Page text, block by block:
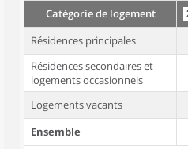
Catégorie de logement
Résidences principales
Résidences secondaires et
logements occasionnels
Logements vacants
Ensemble